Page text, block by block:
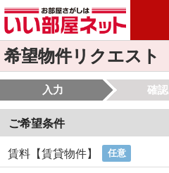
希望物件リクエスト
入力 確認
ご希望条件
賃料【賃貸物件】 任意